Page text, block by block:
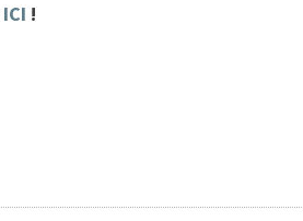
ICI !